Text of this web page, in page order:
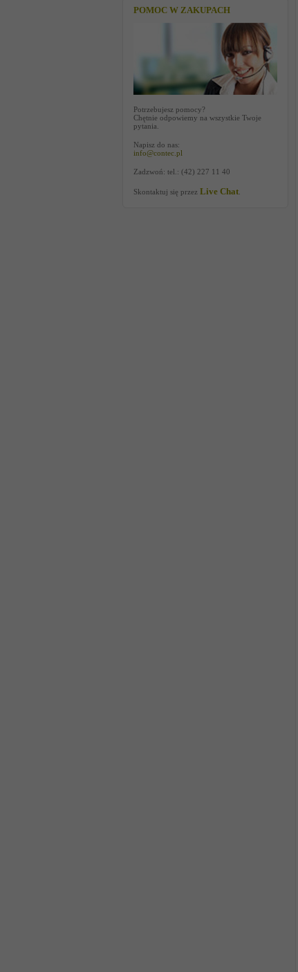
POMOC W ZAKUPACH
Potrzebujesz pomocy?
Chętnie odpowiemy na wszystkie Twoje
pytania.
Napisz do nas:
info@contec.pl
Zadzwoń: tel.: (42) 227 11 40
Skontaktuj się przez Live Chat